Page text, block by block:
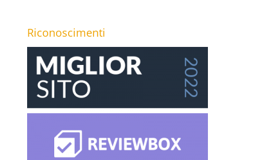
Riconoscimenti